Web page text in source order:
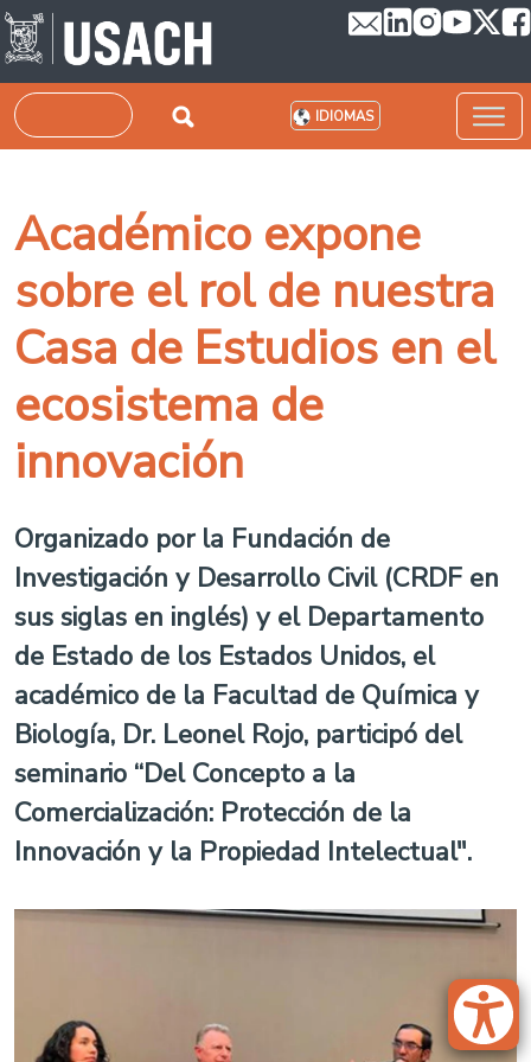
Pasar al contenido principal
Buscar IDIOMAS
Académico expone
sobre el rol de nuestra
Casa de Estudios en el
ecosistema de
innovación
Organizado por la Fundación de
Investigación y Desarrollo Civil (CRDF en
sus siglas en inglés) y el Departamento
de Estado de los Estados Unidos, el
académico de la Facultad de Química y
Biología, Dr. Leonel Rojo, participó del
seminario “Del Concepto a la
Comercialización: Protección de la
Innovación y la Propiedad Intelectual".